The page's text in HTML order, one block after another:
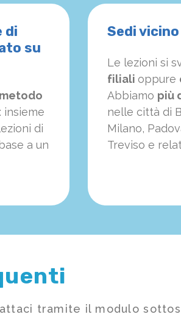
di
su
: insieme
zioni di
a un
Sedi
Le lezioni si
filiali oppure
Abbiamo più
nelle città di
Milano,
Treviso e
tramite il modulo